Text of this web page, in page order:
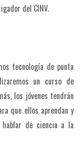
del ClNV.
tecnología de punta
un curso de
los jóvenes tendrán
que ellos aprendan y
hablar de ciencia a la